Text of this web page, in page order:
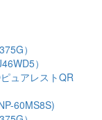
）
）
ュアレストQR
60MS8S)